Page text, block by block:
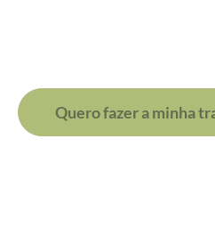
Quero fazer a minha